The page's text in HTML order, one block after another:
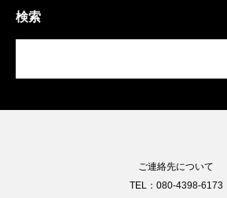
検索
ご連絡先について
TEL：080-4398-6173